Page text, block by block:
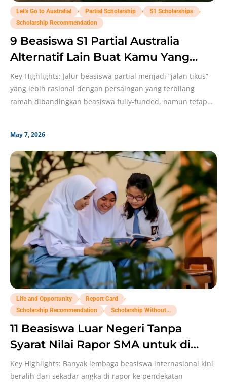
Let's Go to Australia! Partial Scholarship S1 Scholarships
Scholarship Recommendation
9 Beasiswa S1 Partial Australia
Alternatif Lain Buat Kamu Yang
Nggak Mau Fully-Funded!
Key Highlights: Jalur beasiswa partial menjadi “jalan tikus”
yang lebih rasional dengan persaingan yang terbilang
ramah dibandingkan beasiswa fully-funded, namun tetap
May 7, 2026
Life and Opportunity Report Card
Scholarship Recommendation
Scholarship Without...
11 Beasiswa Luar Negeri Tanpa
Syarat Nilai Rapor SMA untuk di
Tahun 2026!
Key Highlights: Banyak lembaga beasiswa internasional kini
beralih dari sekadar angka di rapor ke pendekatan